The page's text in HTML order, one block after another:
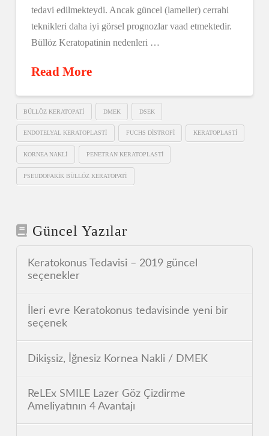
tedavi edilmekteydi. Ancak güncel (lameller) cerrahi
teknikleri daha iyi görsel prognozlar vaad etmektedir.
Büllöz Keratopatinin nedenleri …
Read More
BÜLLÖZ KERATOPATI DMEK DSEK
ENDOTELYAL KERATOPLASTI FUCHS DISTROFI KERATOPLASTI
KORNEA NAKLI PENETRAN KERATOPLASTI
PSEUDOFAKIK BÜLLÖZ KERATOPATI
Güncel Yazılar
Keratokonus Tedavisi – 2019 güncel
seçenekler
İleri evre Keratokonus tedavisinde yeni bir
seçenek
Dikişsiz, İğnesiz Kornea Nakli / DMEK
ReLEx SMILE Lazer Göz Çizdirme
Ameliyatının 4 Avantajı